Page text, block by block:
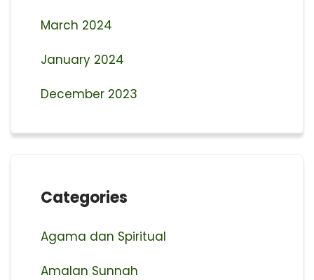
March 2024
January 2024
December 2023
Categories
Agama dan Spiritual
Amalan Sunnah